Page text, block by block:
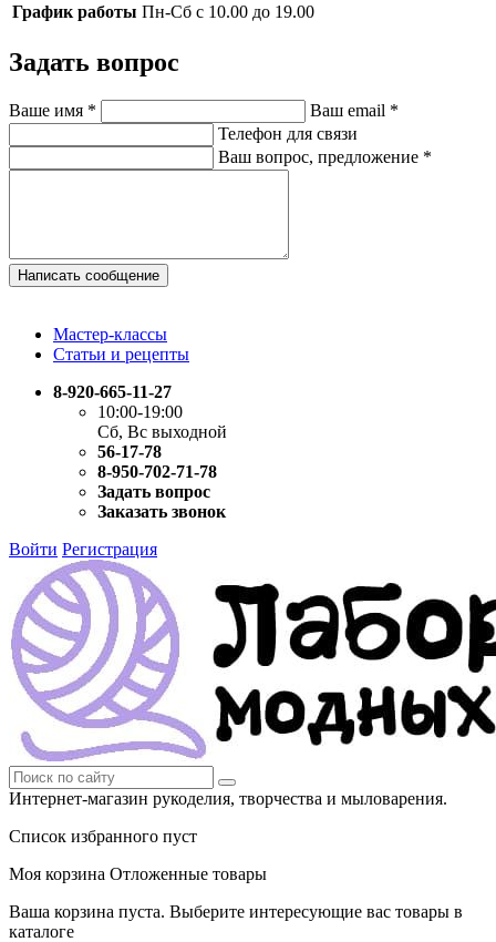
График работы Пн-Сб с 10.00 до 19.00
Задать вопрос
Ваше имя * Ваш email *
Телефон для связи
Ваш вопрос, предложение *
Написать сообщение
Мастер-классы
Статьи и рецепты
8-920-665-11-27
10:00-19:00
Сб, Вс выходной
56-17-78
8-950-702-71-78
Задать вопрос
Заказать звонок
Войти Регистрация
Интернет-магазин рукоделия, творчества и мыловарения.
Список избранного пуст
Моя корзина Отложенные товары
Ваша корзина пуста. Выберите интересующие вас товары в
каталоге